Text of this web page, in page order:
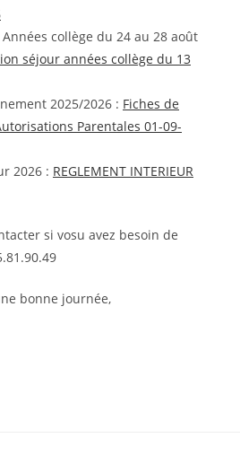
collège du 24 au 28 août
séjour années collège du 13
2025/2026 : Fiches de
Parentales 01-09-
2026 : REGLEMENT INTERIEUR
si vosu avez besoin de
bonne journée,